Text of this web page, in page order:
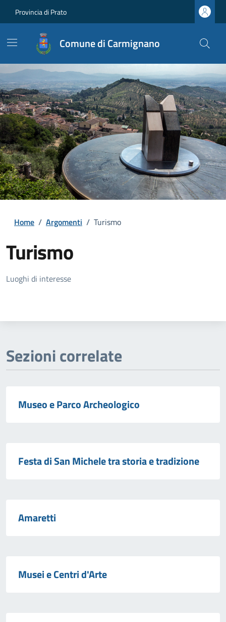
Provincia di Prato
Comune di Carmignano
Home / Argomenti / Turismo
Turismo
Dettagli della notizia
Luoghi di interesse
Sezioni correlate
Museo e Parco Archeologico
Festa di San Michele tra storia e tradizione
Amaretti
Musei e Centri d'Arte